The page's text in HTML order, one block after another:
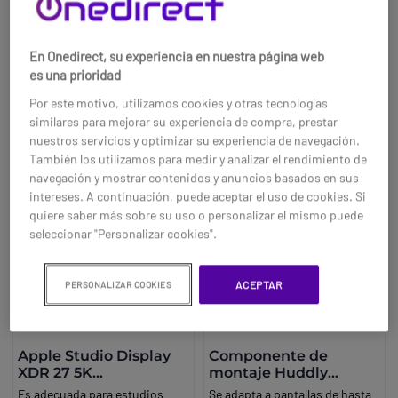
modelos Poly Studio R30 y Poly
su cámara mediante un
soporte VESA, para una
cámara. NOTA: También debes
comprar el soporte de pared
(783S4AA / 310282).
62,95 € -20%
Compra ahora
soporte VESA, para una
255,95 €
Apple Studio Display
XDR 27 5K
Nanotexturizado
Es adecuada para estudios
Componente de
montaje Huddly
(VESA) para cámara
Se adapta a pantallas de hasta
En Onedirect, su experiencia en nuestra página web
es una prioridad
Por este motivo, utilizamos cookies y otras tecnologías
similares para mejorar su experiencia de compra, prestar
nuestros servicios y optimizar su experiencia de navegación.
También los utilizamos para medir y analizar el rendimiento de
navegación y mostrar contenidos y anuncios basados en sus
intereses. A continuación, puede aceptar el uso de cookies. Si
quiere saber más sobre su uso o personalizar el mismo puede
seleccionar "Personalizar cookies".
PERSONALIZAR COOKIES ACEPTAR